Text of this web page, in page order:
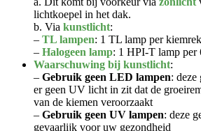
lichtkoepel in het dak.
b. Via kunstlicht:
– TL lampen: 1 TL lamp per kiemrek
– Halogeen lamp: 1 HPI-T lamp per
Waarschuwing bij kunstlicht:
– Gebruik geen LED lampen: deze
er geen UV licht in zit dat de
van de kiemen veroorzaakt
– Gebruik geen UV lampen: deze
gevaarlijk voor uw gezondheid